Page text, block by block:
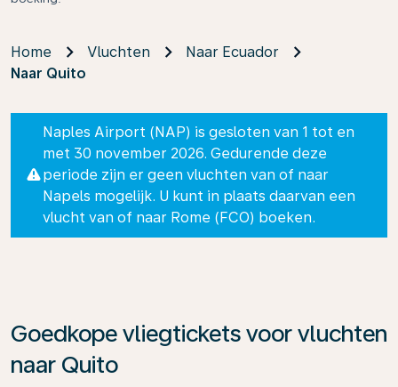
Home Vluchten
Naar Ecuador
Naar Quito
Naples Airport (NAP) is gesloten van 1 tot en
met 30 november 2026. Gedurende deze
periode zijn er geen vluchten van of naar
Napels mogelijk. U kunt in plaats daarvan een
vlucht van of naar Rome (FCO) boeken.
Goedkope vliegtickets voor vluchten
naar Quito